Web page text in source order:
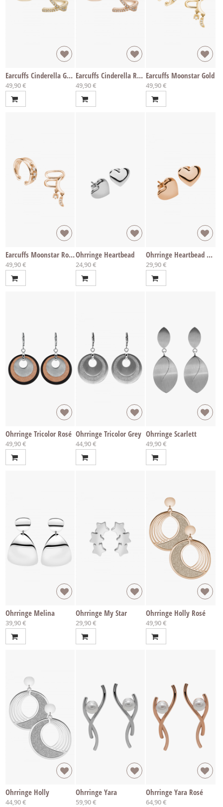
Earcuffs Cinderella Gold
49,90 €
Earcuffs Cinderella Rosé
49,90 €
Earcuffs Moonstar Gold
49,90 €
Earcuffs Moonstar Rosé
49,90 €
Ohrringe Heartbead
24,90 €
Ohrringe Heartbead Rosé
29,90 €
Ohrringe Tricolor Rosé
49,90 €
Ohrringe Tricolor Grey
44,90 €
Ohrringe Scarlett
49,90 €
Ohrringe Melina
39,90 €
Ohrringe My Star
29,90 €
Ohrringe Holly Rosé
49,90 €
Ohrringe Holly
44,90 €
Ohrringe Yara
59,90 €
Ohrringe Yara Rosé
64,90 €